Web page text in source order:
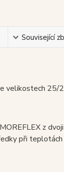
Související
velikostech
z
při teplotách